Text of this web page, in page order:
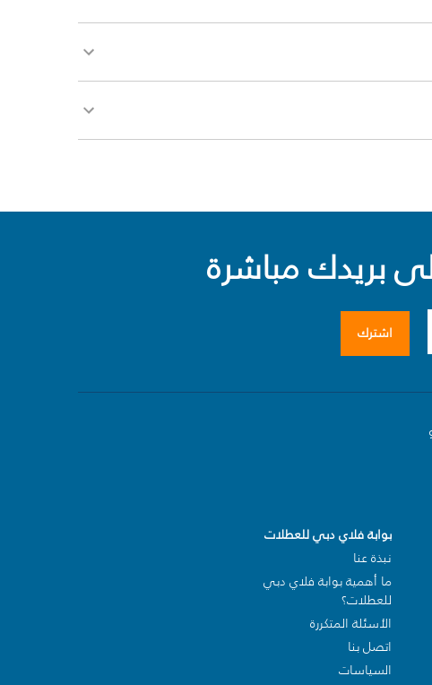
بريدك مباشرة
اشترك
بوابة فلاي دبي للعطلات
نبذة عنا
ما أهمية بوابة فلاي دبي
للعطلات؟
الأسئلة المتكررة
اتصل بنا
السياسات